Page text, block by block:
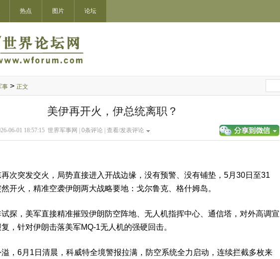
热点 图片 论坛
事 > 正文
美伊再开火，伊总统离职？
06-01 18:57:15 世界军事网 | 0条评论 | 查看/发表评论
次突发交火，局势直接进入开战边缘，没有预警、没有铺垫，5月30日至31
开火，精准空袭伊朗两大战略要地：戈尔鲁克、格什姆岛。
探，美军直接精准摧毁伊朗防空阵地、无人机指挥中心、通信塔，对外高调宣
，针对伊朗击落美军MQ-1无人机的强硬回击。
，6月1日清晨，科威特全境警报拉满，防空系统全力启动，连续拦截多枚来